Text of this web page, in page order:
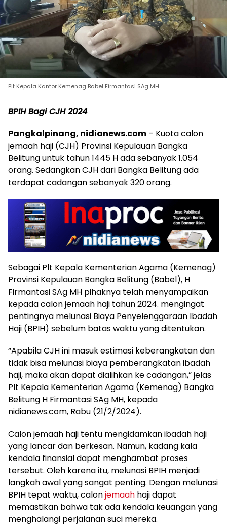
Plt Kepala Kantor Kemenag Babel Firmantasi SAg MH
BPIH Bagi CJH 2024
Pangkalpinang, nidianews.com – Kuota calon
jemaah haji (CJH) Provinsi Kepulauan Bangka
Belitung untuk tahun 1445 H ada sebanyak 1.054
orang. Sedangkan CJH dari Bangka Belitung ada
terdapat cadangan sebanyak 320 orang.
Sebagai Plt Kepala Kementerian Agama (Kemenag)
Provinsi Kepulauan Bangka Belitung (Babel), H
Firmantasi SAg MH pihaknya telah menyampaikan
kepada calon jemaah haji tahun 2024. mengingat
pentingnya melunasi Biaya Penyelenggaraan Ibadah
Haji (BPIH) sebelum batas waktu yang ditentukan.
“Apabila CJH ini masuk estimasi keberangkatan dan
tidak bisa melunasi biaya pemberangkatan ibadah
haji, maka akan dapat dialihkan ke cadangan,” jelas
Plt Kepala Kementerian Agama (Kemenag) Bangka
Belitung H Firmantasi SAg MH, kepada
nidianews.com, Rabu (21/2/2024).
Calon jemaah haji tentu mengidamkan ibadah haji
yang lancar dan berkesan. Namun, kadang kala
kendala finansial dapat menghambat proses
tersebut. Oleh karena itu, melunasi BPIH menjadi
langkah awal yang sangat penting. Dengan melunasi
BPIH tepat waktu, calonjemaah haji dapat
memastikan bahwa tak ada kendala keuangan yang
menghalangi perjalanan suci mereka.